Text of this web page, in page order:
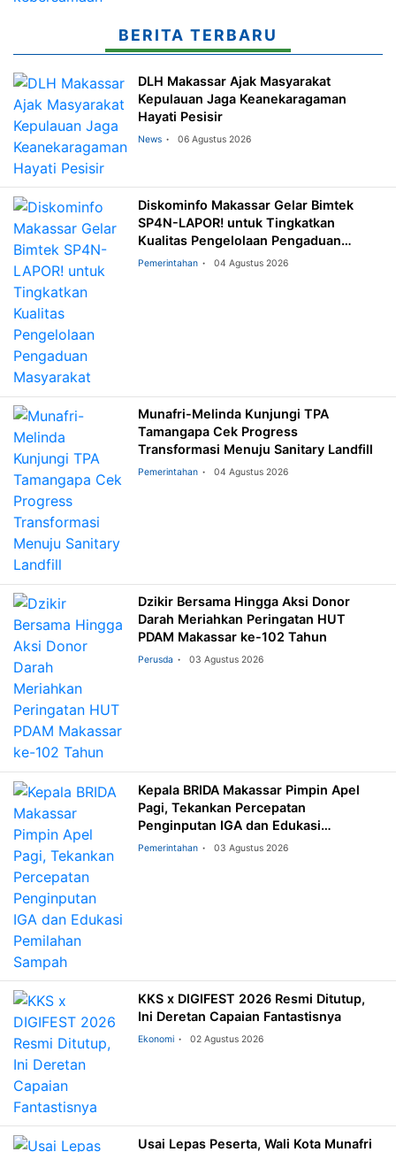
BERITA TERBARU
DLH Makassar Ajak Masyarakat
Kepulauan Jaga Keanekaragaman
Hayati Pesisir
News 06 Agustus 2026
Diskominfo Makassar Gelar Bimtek
SP4N-LAPOR! untuk Tingkatkan
Kualitas Pengelolaan Pengaduan
Masyarakat
Pemerintahan 04 Agustus 2026
Munafri-Melinda Kunjungi TPA
Tamangapa Cek Progress
Transformasi Menuju Sanitary Landfill
Pemerintahan 04 Agustus 2026
Dzikir Bersama Hingga Aksi Donor
Darah Meriahkan Peringatan HUT
PDAM Makassar ke-102 Tahun
Perusda 03 Agustus 2026
Kepala BRIDA Makassar Pimpin Apel
Pagi, Tekankan Percepatan
Penginputan IGA dan Edukasi
Pemilahan Sampah
Pemerintahan 03 Agustus 2026
KKS x DIGIFEST 2026 Resmi Ditutup,
Ini Deretan Capaian Fantastisnya
Ekonomi 02 Agustus 2026
Usai Lepas Peserta, Wali Kota Munafri